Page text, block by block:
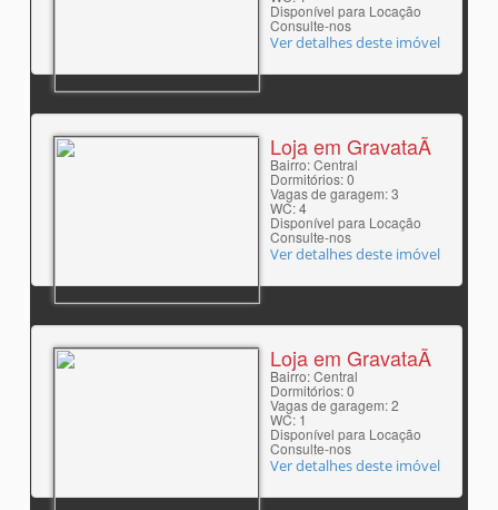
Disponível para Locação
Consulte-nos
Ver detalhes deste imóvel
Loja em GravataÃ­
Bairro: Central
Dormitórios: 0
Vagas de garagem: 3
WC: 4
Disponível para Locação
Consulte-nos
Ver detalhes deste imóvel
Loja em GravataÃ­
Bairro: Central
Dormitórios: 0
Vagas de garagem: 2
WC: 1
Disponível para Locação
Consulte-nos
Ver detalhes deste imóvel